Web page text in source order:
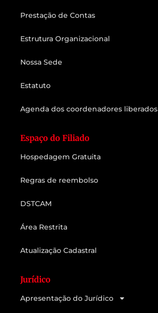
Prestação de Contas
Estrutura Organizacional
Nossa Sede
Estatuto
Agenda dos coordenadores liberados
Espaço do Filiado
Hospedagem Gratuita
Regras de reembolso
DSTCAM
Área Restrita
Atualização Cadastral
Jurídico
Apresentação do Jurídico